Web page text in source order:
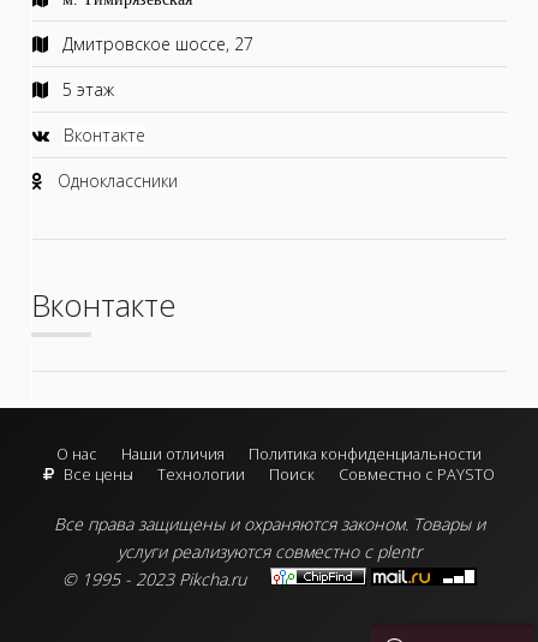
Дмитровское шоссе, 27
5 этаж
Вконтакте
Одноклассники
Вконтакте
О нас Наши отличия
Политика конфиденциальности
Все цены
Технологии Поиск Совместно с PAYSTO
Все права защищены и охраняются законом.Товары и
услуги реализуются совместно с plentr
© 1995 - 2023 Pikcha.ru